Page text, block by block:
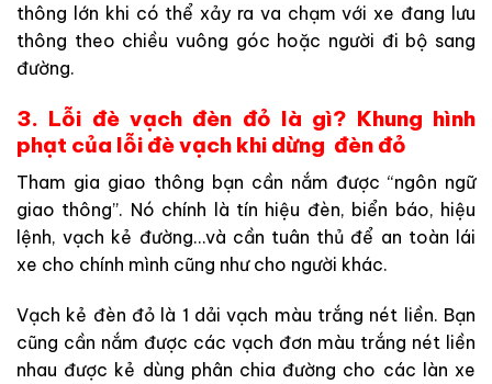
thông lớn khi có thể xảy ra va chạm với xe đang lưu
thông theo chiều vuông góc hoặc người đi bộ sang
đường.
3. Lỗi đè vạch đèn đỏ là gì? Khung hình
phạt của lỗi đè vạch khi dừng đèn đỏ
Tham gia giao thông bạn cần nắm được “ngôn ngữ
giao thông”. Nó chính là tín hiệu đèn, biển báo, hiệu
lệnh, vạch kẻ đường…và cần tuân thủ để an toàn lái
xe cho chính mình cũng như cho người khác.
Vạch kẻ đèn đỏ là 1 dải vạch màu trắng nét liền. Bạn
cũng cần nắm được các vạch đơn màu trắng nét liền
nhau được kẻ dùng phân chia đường cho các làn xe